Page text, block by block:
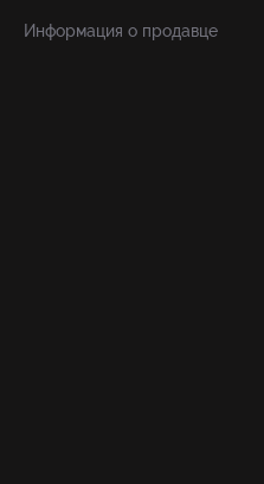
Информация о продавце